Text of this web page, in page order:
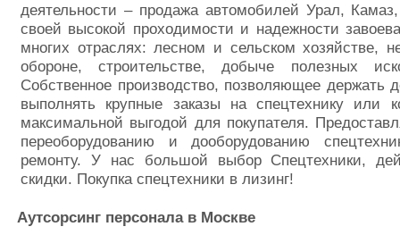
деятельности – продажа автомобилей Урал,
своей высокой проходимости и надежности
многих отраслях: лесном и сельском хозяйстве,
обороне, строительстве, добыче полезных
Собственное производство, позволяющее держать
выполнять крупные заказы на спецтехнику или
максимальной выгодой для покупателя.
переоборудованию и дооборудованию
ремонту. У нас большой выбор Спецтехники,
скидки. Покупка спецтехники в лизинг!
Аутсорсинг персонала в Москве